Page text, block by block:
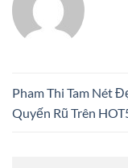
Pham Thi Tam Nét
Quyến Rũ Trên